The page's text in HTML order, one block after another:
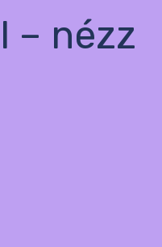
– nézz